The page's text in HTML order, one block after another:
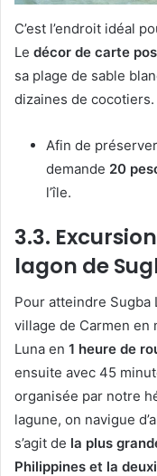
C’est l’endroit idéal
Le décor de carte
sa plage de sable
dizaines de cocotiers.
Afin de
demande 20
l’île.
3.3.
lagon de
Pour atteindre Sugba
village de Carmen en
Luna en 1 heure de
ensuite avec 45
organisée par notre
lagune, on navigue
s’agit de la plus
Philippines et la